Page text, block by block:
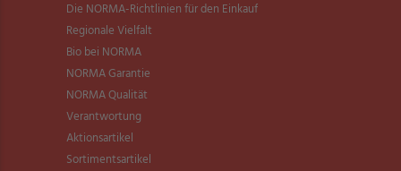
Die NORMA-Richtlinien für den Einkauf
Regionale Vielfalt
Bio bei NORMA
NORMA Garantie
NORMA Qualität
Verantwortung
Aktionsartikel
Sortimentsartikel